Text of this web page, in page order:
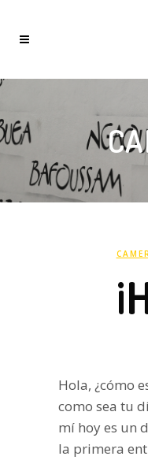
Hola, ¿cómo
como sea tu
mí hoy es un
la primera